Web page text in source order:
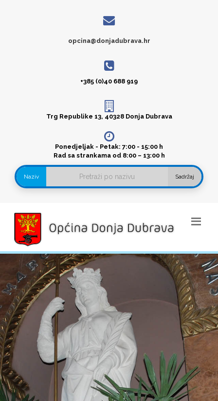
opcina@donjadubrava.hr
+385 (0)40 688 919
Trg Republike 13, 40328 Donja Dubrava
Ponedjeljak - Petak: 7:00 - 15:00 h
Rad sa strankama od 8:00 – 13:00 h
Naziv Sadržaj